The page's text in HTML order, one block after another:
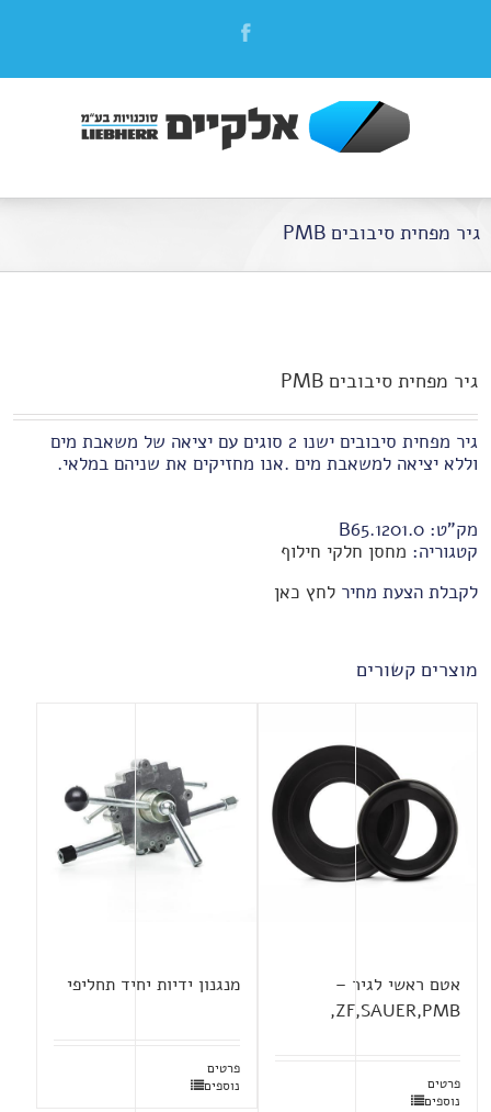
גיר מפחית סיבובים PMB
גיר מפחית סיבובים PMB
גיר מפחית סיבובים ישנו 2 סוגים עם יציאה של משאבת מים
וללא יציאה למשאבת מים .אנו מחזיקים את שניהם במלאי.
מק"ט: B65.1201.0
קטגוריה: מחסן חלקי חילוף
לקבלת הצעת מחיר לחץ כאן
מוצרים קשורים
אטם ראשי לגיר –
ZF,SAUER,PMB,
פרטים
נוספים
מנגנון ידיות יחיד תחליפי
פרטים
נוספים